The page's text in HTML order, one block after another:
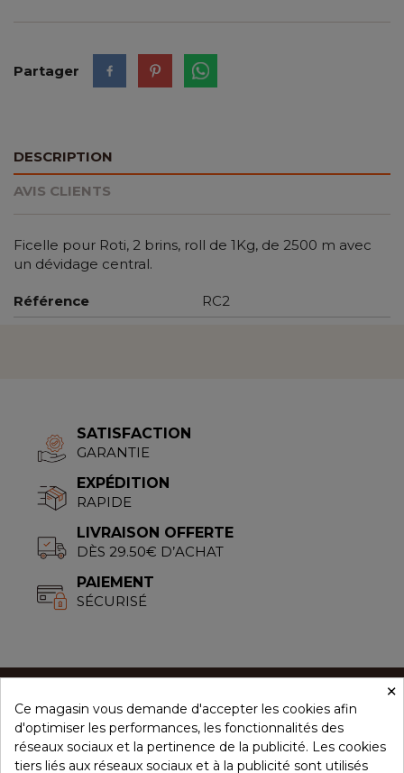
Partager
DESCRIPTION
AVIS CLIENTS
Ficelle pour Roti, 2 brins, roll de 1Kg, de 2500 m avec
un dévidage central.
Référence RC2
SATISFACTION
GARANTIE
EXPÉDITION
RAPIDE
LIVRAISON OFFERTE
DÈS 29.50€ D’ACHAT
PAIEMENT
SÉCURISÉ
CONCEPT ÉPICES
×
Ce magasin vous demande d'accepter les cookies afin
d'optimiser les performances, les fonctionnalités des
réseaux sociaux et la pertinence de la publicité. Les cookies
tiers liés aux réseaux sociaux et à la publicité sont utilisés